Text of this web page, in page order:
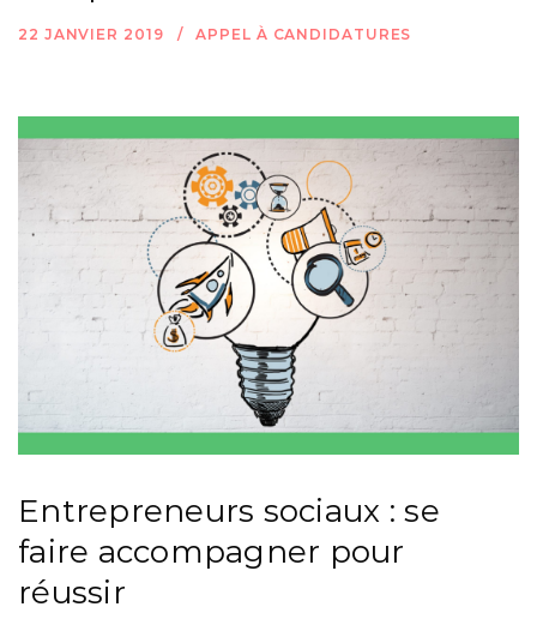
22 JANVIER 2019 APPEL À CANDIDATURES
Entrepreneurs sociaux : se
faire accompagner pour
réussir